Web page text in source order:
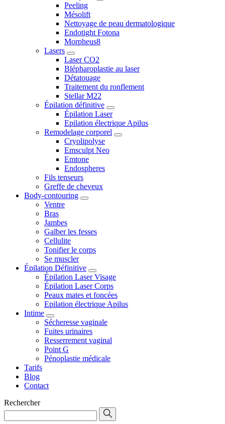
Peeling
Mésolift
Nettoyage de peau dermatologique
Endotight Fotona
Morpheus8
Lasers
Laser CO2
Blépharoplastie au laser
Détatouage
Traitement du ronflement
Stellar M22
Épilation définitive
Épilation Laser
Epilation électrique Apilus
Remodelage corporel
Cryolipolyse
Emsculpt Neo
Emtone
Endospheres
Fils tenseurs
Greffe de cheveux
Body-contouring
Ventre
Bras
Jambes
Galber les fesses
Cellulite
Tonifier le corps
Se muscler
Épilation Définitive
Épilation Laser Visage
Épilation Laser Corps
Peaux mates et foncées
Epilation électrique Apilus
Intime
Sécheresse vaginale
Fuites urinaires
Resserrement vaginal
Point G
Pénoplastie médicale
Tarifs
Blog
Contact
Rechercher